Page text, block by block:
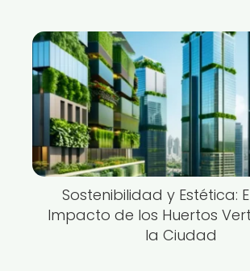
Sostenibilidad y Estética:
Impacto de los Huertos
la Ciudad